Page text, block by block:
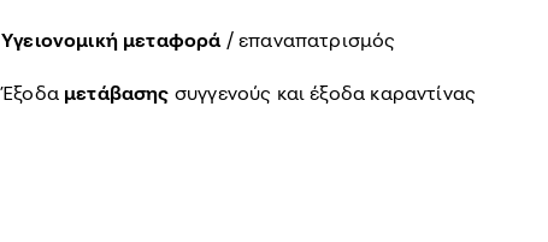
Υγειονομική μεταφορά / επαναπατρισμός
Έξοδα μετάβασης συγγενούς και έξοδα καραντίνας